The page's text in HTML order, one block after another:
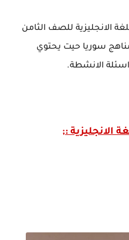
4 في مادة اللغة الانجليزية للصف الثامن
سوريا حيت يحتوي